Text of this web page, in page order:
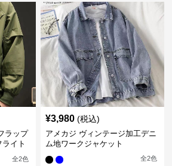
ラップ
イト
全2色
¥3,980 (税込)
アメカジ ヴィンテージ加工デニ
ム地ワークジャケット
全2色